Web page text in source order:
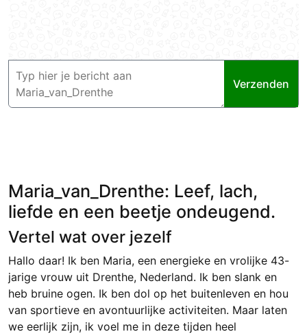
Verzenden
Maria_van_Drenthe: Leef, lach,
liefde en een beetje ondeugend.
Vertel wat over jezelf
Hallo daar! Ik ben Maria, een energieke en vrolijke 43-
jarige vrouw uit Drenthe, Nederland. Ik ben slank en
heb bruine ogen. Ik ben dol op het buitenleven en hou
van sportieve en avontuurlijke activiteiten. Maar laten
we eerlijk zijn, ik voel me in deze tijden heel